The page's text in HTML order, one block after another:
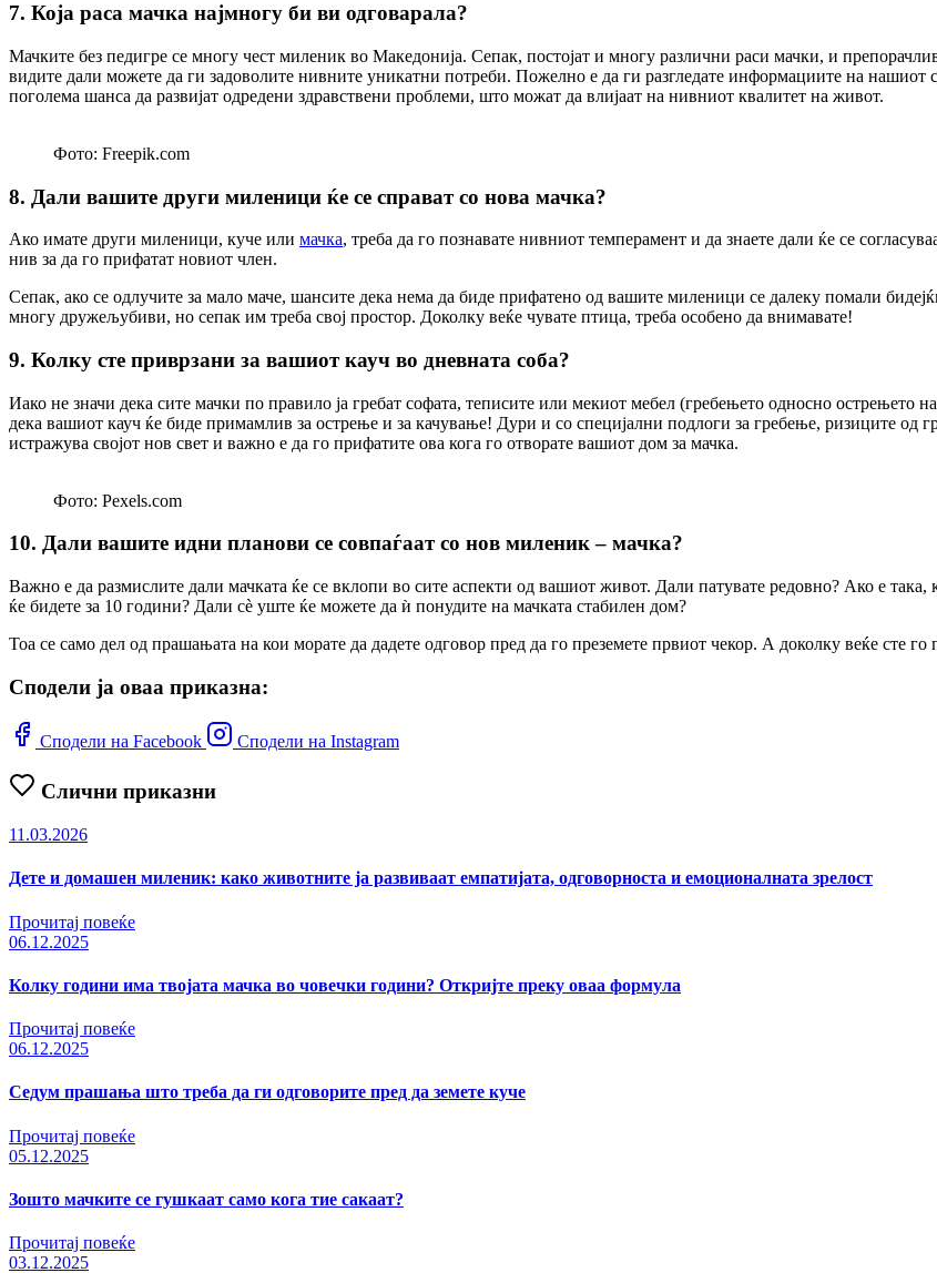
7. Која раса мачка најмногу би ви одговарала?
Мачките без педигре се многу чест миленик во Македонија. Сепак, постојат и многу различни раси мачки, и
видите дали можете да ги задоволите нивните уникатни потреби. Пожелно е да ги разгледате информациите на нашиот
поголема шанса да развијат одредени здравствени проблеми, што можат да влијаат на нивниот квалитет на живот.
Фото: Freepik.com
8. Дали вашите други миленици ќе се справат со нова мачка?
Ако имате други миленици, куче или мачка, треба да го познавате нивниот темперамент и да знаете дали ќе се
нив за да го прифатат новиот член.
Сепак, ако се одлучите за мало маче, шансите дека нема да биде прифатено од вашите миленици се далеку помали
многу дружељубиви, но сепак им треба свој простор. Доколку веќе чувате птица, треба особено да внимавате!
9. Колку сте приврзани за вашиот кауч во дневната соба?
Иако не значи дека сите мачки по правило ја гребат софата, теписите или мекиот мебел (гребењето односно острењето
дека вашиот кауч ќе биде примамлив за острење и за качување! Дури и со специјални подлоги за гребење, ризиците од
истражува својот нов свет и важно е да го прифатите ова кога го отворате вашиот дом за мачка.
Фото: Pexels.com
10. Дали вашите идни планови се совпаѓаат со нов миленик – мачка?
Важно е да размислите дали мачката ќе се вклопи во сите аспекти од вашиот живот. Дали патувате редовно? Ако е така,
ќе бидете за 10 години? Дали сè уште ќе можете да ѝ понудите на мачката стабилен дом?
Тоа се само дел од прашањата на кои морате да дадете одговор пред да го преземете првиот чекор. А доколку веќе сте
Сподели ја оваа приказна:
Сподели на Facebook Сподели на Instagram
Слични приказни
11.03.2026
Дете и домашен миленик: како животните ја развиваат емпатијата, одговорноста и емоционалната зрелост
Прочитај повеќе
06.12.2025
Колку години има твојата мачка во човечки години? Откријте преку оваа формула
Прочитај повеќе
06.12.2025
Седум прашања што треба да ги одговорите пред да земете куче
Прочитај повеќе
05.12.2025
Зошто мачките се гушкаат само кога тие сакаат?
Прочитај повеќе
03.12.2025